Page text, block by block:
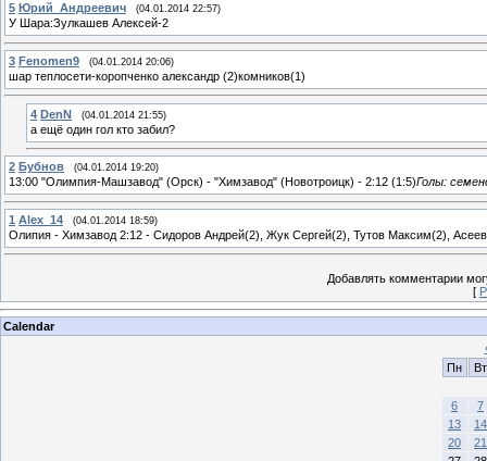
5 Юрий_Андреевич (04.01.2014 22:57)
У Шара:Зулкашев Алексей-2
3 Fenomen9 (04.01.2014 20:06)
шар теплосети-коропченко александр (2)комников(1)
4 DenN (04.01.2014 21:55)
а ещё один гол кто забил?
2 Бубнов (04.01.2014 19:20)
13:00 "Олимпия-Машзавод" (Орск) - "Химзавод" (Новотроицк) - 2:12 (1:5)Голы:
1 Alex_14 (04.01.2014 18:59)
Олипия - Химзавод 2:12 - Сидоров Андрей(2), Жук Сергей(2), Тутов Максим(2),
Добавлять комментарии
[
Calendar
Пн
Вт
6
7
13
14
20
21